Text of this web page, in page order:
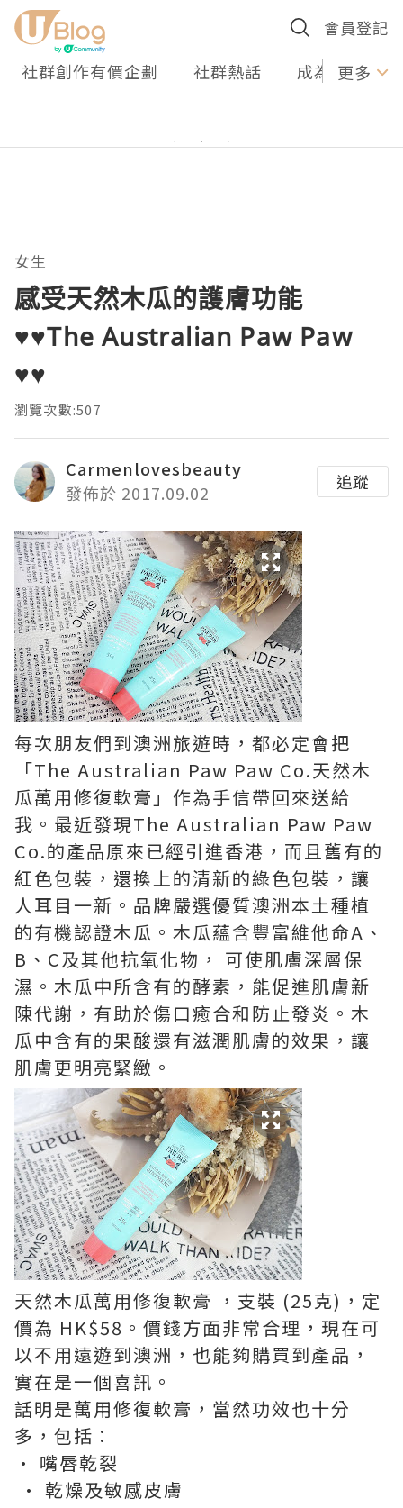
會員登記
社群創作有價企劃 社群熱話 成為U更多
女生
感受天然木瓜的護膚功能
♥♥The Australian Paw Paw
♥♥
瀏覽次數:507
Carmenlovesbeauty
發佈於 2017.09.02
追蹤
每次朋友們到澳洲旅遊時，都必定會把
「The Australian Paw Paw Co.天然木
瓜萬用修復軟膏」作為手信帶回來送給
我。最近發現The Australian Paw Paw
Co.的產品原來已經引進香港，而且舊有的
紅色包裝，還換上的清新的綠色包裝，讓
人耳目一新。品牌嚴選優質澳洲本土種植
的有機認證木瓜。木瓜蘊含豐富維他命A、
B、C及其他抗氧化物， 可使肌膚深層保
濕。木瓜中所含有的酵素，能促進肌膚新
陳代謝，有助於傷口癒合和防止發炎。木
瓜中含有的果酸還有滋潤肌膚的效果，讓
肌膚更明亮緊緻。
天然木瓜萬用修復軟膏 ，支裝 (25克)，定
價為 HK$58。價錢方面非常合理，現在可
以不用遠遊到澳洲，也能夠購買到產品，
實在是一個喜訊。
話明是萬用修復軟膏，當然功效也十分
多，包括：
• 嘴唇乾裂
• 乾燥及敏感皮膚